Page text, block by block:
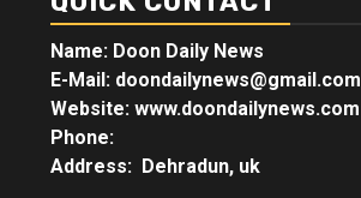
Name: Doon Daily News
E-Mail: doondailynews@gmail.com
Website: www.doondailynews.com
Phone:
Address: Dehradun, uk